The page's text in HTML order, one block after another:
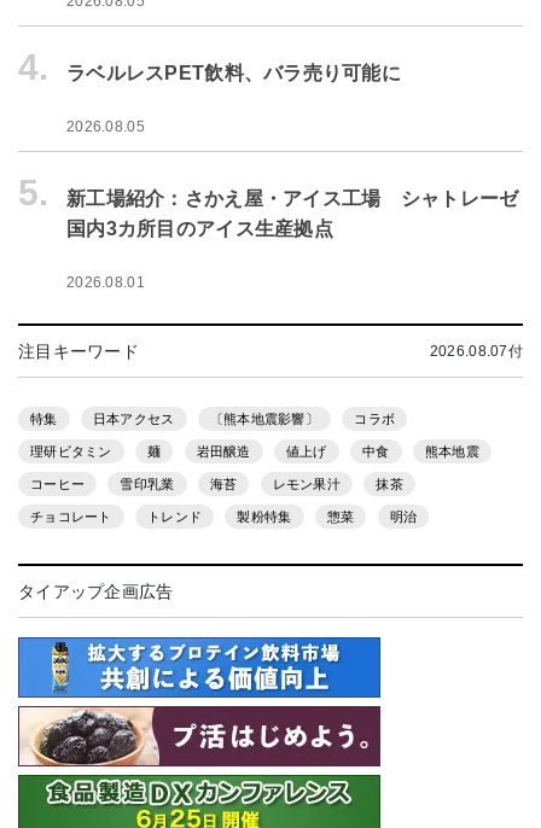
4. ラベルレスPET飲料、バラ売り可能に
2026.08.05
5.
新工場紹介：さかえ屋・アイス工場 シャトレーゼ
国内3カ所目のアイス生産拠点
2026.08.01
注目キーワード 2026.08.07付
特集 日本アクセス 〔熊本地震影響〕 コラボ
理研ビタミン 麺 岩田醸造 値上げ 中食 熊本地震
コーヒー 雪印乳業 海苔 レモン果汁 抹茶
チョコレート トレンド 製粉特集 惣菜 明治
タイアップ企画広告